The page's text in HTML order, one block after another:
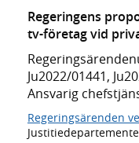
Regeringens
tv-företag vid
Ju2022/01441,
Ansvarig
Regeringsärenden